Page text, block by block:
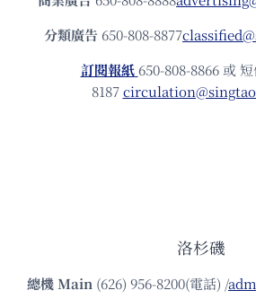
分類廣告 650-808-8877
訂閱報紙 650-808-8866 或
8187
洛杉磯
總機Main (626) 956-8200(電話) /